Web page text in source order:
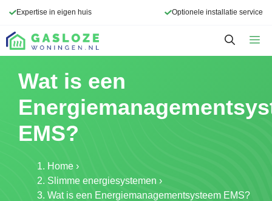
de
inhoud
Expertise in eigen huis Optionele installatie service
Wat is een
EMS?
Home ›
Slimme energiesystemen ›
Wat is een Energiemanagementsysteem EMS?